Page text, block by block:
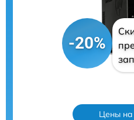
-20%
Цены на